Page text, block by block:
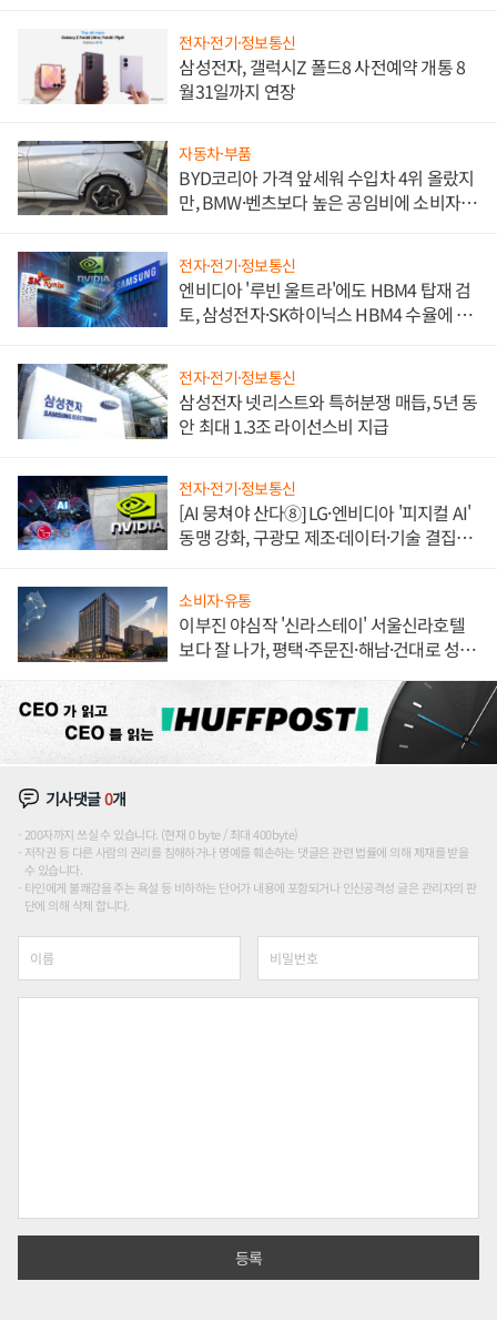
전자·전기·정보통신
삼성전자, 갤럭시Z 폴드8 사전예약 개통 8
월31일까지 연장
자동차·부품
BYD코리아 가격 앞세워 수입차 4위 올랐지
만, BMW·벤츠보다 높은 공임비에 소비자
전자·전기·정보통신
엔비디아 '루빈 울트라'에도 HBM4 탑재 검
토, 삼성전자·SK하이닉스 HBM4 수율에 주
전자·전기·정보통신
삼성전자 넷리스트와 특허분쟁 매듭, 5년 동
안 최대 1.3조 라이선스비 지급
전자·전기·정보통신
[AI 뭉쳐야 산다⑧] LG·엔비디아 '피지컬 AI'
동맹 강화, 구광모 제조·데이터·기술 결집
소비자·유통
이부진 야심작 '신라스테이' 서울신라호텔
보다 잘 나가, 평택·주문진·해남·건대로 성
기사댓글0개
200자까지 쓰실 수 있습니다. (현재 0 byte / 최대 400byte)
저작권 등 다른 사람의 권리를 침해하거나 명예를 훼손하는 댓글은 관련 법률에 의해 제재를 받을
수 있습니다.
타인에게 불쾌감을 주는 욕설 등 비하하는 단어가 내용에 포함되거나 인신공격성 글은 관리자의 판
단에 의해 삭제 합니다.